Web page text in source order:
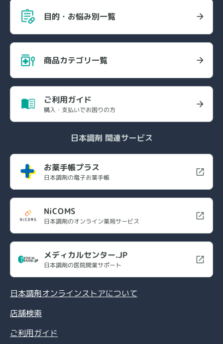
目的・お悩み別一覧
商品カテゴリ一覧
ご利用ガイド
購入・支払いでお困りの方
日本調剤 関連サービス
お薬手帳プラス
日本調剤の電子お薬手帳
NiCOMS
日本調剤のオンライン薬局サービス
メディカルセンター.JP
日本調剤の医院開業サポート
日本調剤オンラインストアについて
店舗検索
ご利用ガイド